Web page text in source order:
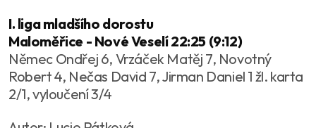
I. liga mladšího dorostu
Maloměřice - Nové Veselí 22:25 (9:12)
Němec Ondřej 6, Vrzáček Matěj 7, Novotný
Robert 4, Nečas David 7, Jirman Daniel 1 žl. karta
2/1, vyloučení 3/4